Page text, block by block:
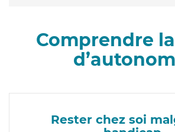
Comprendre
Rester chez soi